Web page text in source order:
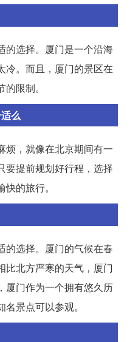
的选择。厦门是一个沿海
冷。而且，厦门的景区在
限制。
么
烦，就像在北京期间有一
要提前规划好行程，选择
的旅行。
的选择。厦门的气候在春
比北方严寒的天气，厦门
厦门作为一个拥有悠久历
景点可以参观。